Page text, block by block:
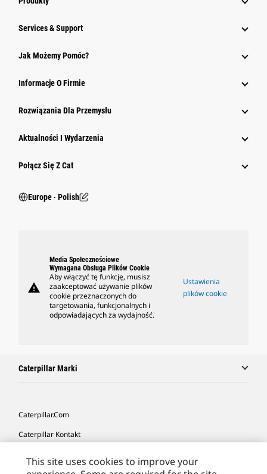
Services & Support
Jak Możemy Pomóc?
Informacje O Firmie
Rozwiązania Dla Przemysłu
Aktualności I Wydarzenia
Połącz Się Z Cat
Europe ‧ Polish
warning
Media Społecznościowe
Wymagana Obsługa Plików Cookie
Aby włączyć tę funkcję, musisz
zaakceptować używanie plików
cookie przeznaczonych do
targetowania, funkcjonalnych i
odpowiadających za wydajność.
Ustawienia
plików cookie
Caterpillar Marki
Caterpillar.com
Caterpillar Kontakt
This site uses cookies to improve your